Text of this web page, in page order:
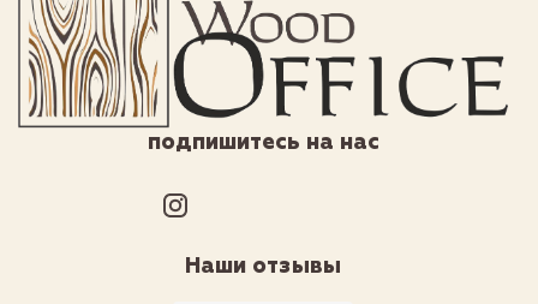
подпишитесь на нас
Наши отзывы